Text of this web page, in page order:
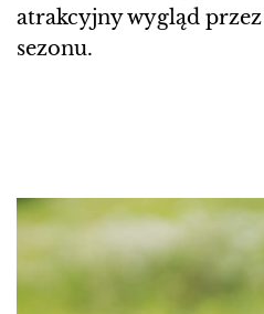
atrakcyjny wygląd przez
sezonu.